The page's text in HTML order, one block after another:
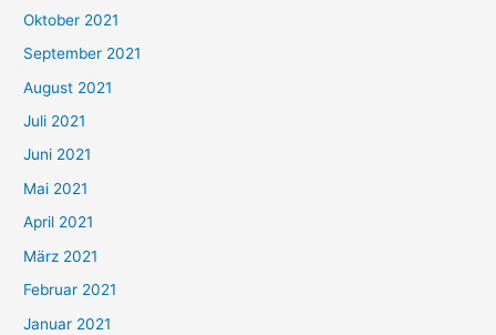
n
n
a
c
h
:
Oktober 2021
September 2021
August 2021
Juli 2021
Juni 2021
Mai 2021
April 2021
März 2021
Februar 2021
Januar 2021